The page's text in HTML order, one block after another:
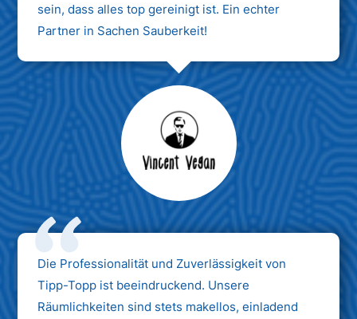
sein, dass alles top gereinigt ist. Ein echter
Partner in Sachen Sauberkeit!
Max Mustermann
Unternehmen AG
Die Professionalität und Zuverlässigkeit von
Tipp-Topp ist beeindruckend. Unsere
Räumlichkeiten sind stets makellos, einladend